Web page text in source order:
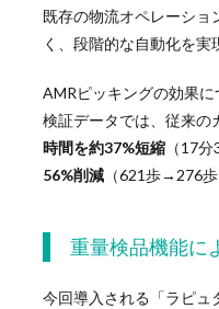
既存の物流オペレーショ
く、段階的な自動化を実
AMRピッキングの効果
検証データでは、従来の
時間を約37%短縮（17分
56%削減（621歩→276歩
重量検品機能に
今回導入される「ラピュ